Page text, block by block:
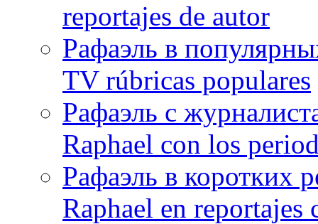
reportajes de autor
Рафаэль в
TV rúbricas populares
Рафаэль с
Raphael con los
Рафаэль в коротких
Raphael en reportajes